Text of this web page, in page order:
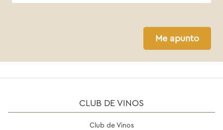
Me apunto
CLUB DE VINOS
Club de Vinos